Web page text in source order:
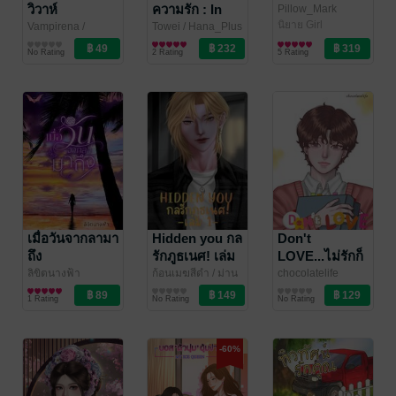
วิวาห์
Vampirena /
No Rating
ความรัก : In
the name of
love เล่ม 1
Towei / Hana_Plus
นิยายวาย Boy
Love / Yaoi
2 Rating
Pillow_Mark
นิยาย Girl
Love/Yuri
5 Rating
เมื่อวันจากลามา
ถึง
ลิขิตนางฟ้า
นิยายชีวิต/ดรามา
1 Rating
Hidden you กล
รักภูธเนศ! เล่ม
1
ก้อนเมฆสีดำ / ม่าน
นิยายวาย Boy
Love / Yaoi
No Rating
Don't
LOVE...ไม่รักก็
ช่างแม่ง!!!
chocolatelife
นิยายวาย Boy
Love / Yaoi
No Rating
-60%